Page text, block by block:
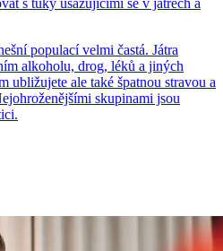
s tuky usazujícími se v játrech a
populací velmi častá. Játra
alkoholu, drog, léků a jiných
ubližujete ale také špatnou stravou a
skupinami jsou